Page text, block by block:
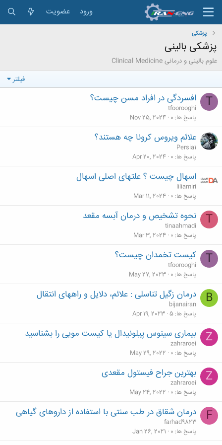
ورود عضویت
پزشکی
پزشکی بالینی
علوم بالینی و درمانی Clinical Medicine
فیلتر
T افسردگی در افراد مسن چیست؟
tfoorooghi
پاسخ ها 0
Nov 25, 2024
علائم ویروس کرونا چه هستند؟
Persia1
پاسخ ها 0
Apr 20, 2024
اسهال چیست ؟ علتهای اصلی اسهال
liliamiri
پاسخ ها 0
Mar 11, 2024
T نحوه تشخیص و درمان آبسه مقعد
tinaahmadi
پاسخ ها 0
Mar 3, 2024
T کیست تخمدان چیست؟
tfoorooghi
پاسخ ها 0
May 27, 2023
B درمان زگیل تناسلی : علائم، دلایل و راههای انتقال
bijanairan
پاسخ ها 5
Apr 19, 2023
Z بیماری سینوس پیلونیدال یا کیست مویی را بشناسید
zahraroei
پاسخ ها 0
May 29, 2022
Z بهترین جراح فیستول مقعدی
zahraroei
پاسخ ها 0
May 24, 2022
F درمان شقاق در طب سنتی با استفاده از داروهای گیاهی
farhad9823
پاسخ ها 0
Jan 26, 2021